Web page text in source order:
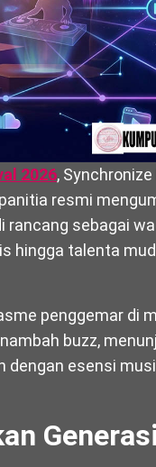
2026,
resmi
rancang sebagai
hingga talenta
penggemar di
buzz,
esensi
Generasi